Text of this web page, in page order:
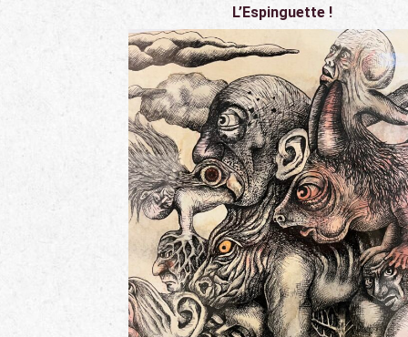
L’Espinguette !